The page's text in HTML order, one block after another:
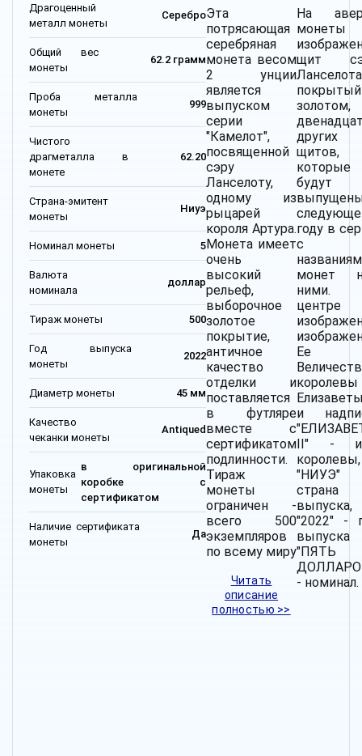
Драгоценный
металл монеты
Серебро
Общий вес
монеты
62.2 грамм
Проба металла
монеты
999
Чистого
драгметалла в
монете
62.20
Страна-эмитент
монеты
Ниуэ
Номинал монеты 5
Валюта
номинала
доллар
Тираж монеты 500
Год выпуска
монеты
2022
Диаметр монеты 45 мм
Качество
чеканки монеты
Antiqued
Упаковка
монеты
в оригинальной
коробке с
сертификатом
Наличие сертификата
монеты
Да
Эта
потрясающая
серебряная
монета весом
2 унции
является
выпуском
серии
"Камелот",
посвященной
сэру
Ланселоту,
одному из
рыцарей
короля Артура.
Монета имеет
очень
высокий
рельеф,
выборочное
золотое
покрытие,
античное
качество
отделки и
поставляется
в футляре
вместе с
сертификатом
подлинности.
Тираж
монеты
ограничен -
всего 500
экземпляров
по всему миру
Читать
описание
полностью >>
На
монеты
щит
покрытый
других
щитов,
которые
будут
году в
с
монет
ними.
центре
Ее
королевы
и
II" -
королевы,
страна
выпуска,
"2022" -
"ПЯТЬ
- номинал.